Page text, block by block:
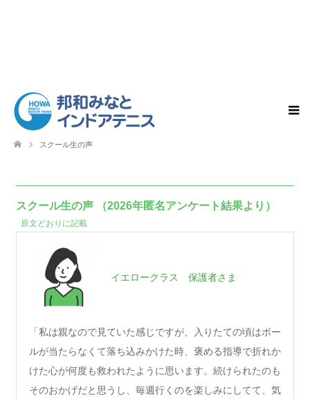
スクール生の声
スクール生の声 （2026年匿名アンケート結果より）
原文どおりに記載
イエロークラス 保護者さま
「私は親なので見ていた感じですが、入りたての頃はボー
ルが当たらなくて落ち込みかけた時、褒める指導で折れか
けた心が何度も救われたように思います。続けられたのも
そのおかげだと思うし、毎週行くのを楽しみにしてて、気